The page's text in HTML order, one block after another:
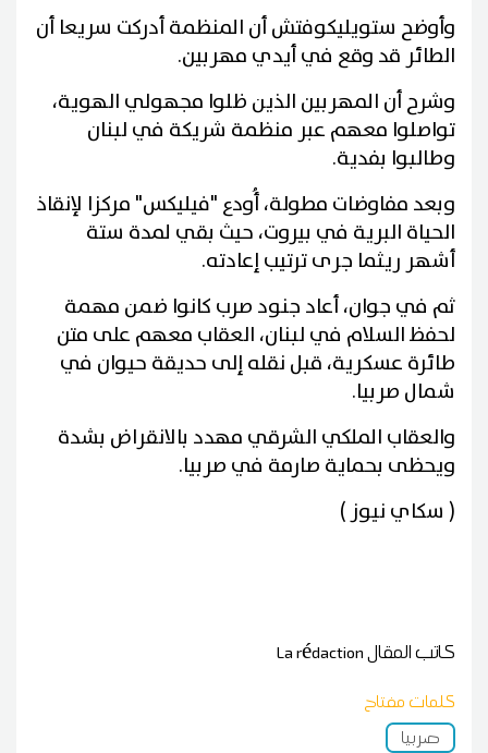
وأوضح ستويليكوفتش أن المنظمة أدركت سريعا أن
الطائر قد وقع في أيدي مهربين.
وشرح أن المهربين الذين ظلوا مجهولي الهوية،
تواصلوا معهم عبر منظمة شريكة في لبنان
وطالبوا بفدية.
وبعد مفاوضات مطولة، أُودع "فيليكس" مركزا لإنقاذ
الحياة البرية في بيروت، حيث بقي لمدة ستة
أشهر ريثما جرى ترتيب إعادته.
ثم في جوان، أعاد جنود صرب كانوا ضمن مهمة
لحفظ السلام في لبنان، العقاب معهم على متن
طائرة عسكرية، قبل نقله إلى حديقة حيوان في
شمال صربيا.
والعقاب الملكي الشرقي مهدد بالانقراض بشدة
ويحظى بحماية صارمة في صربيا.
( سكاي نيوز )
كاتب المقالLa rédaction
كلمات مفتاح
صربيا